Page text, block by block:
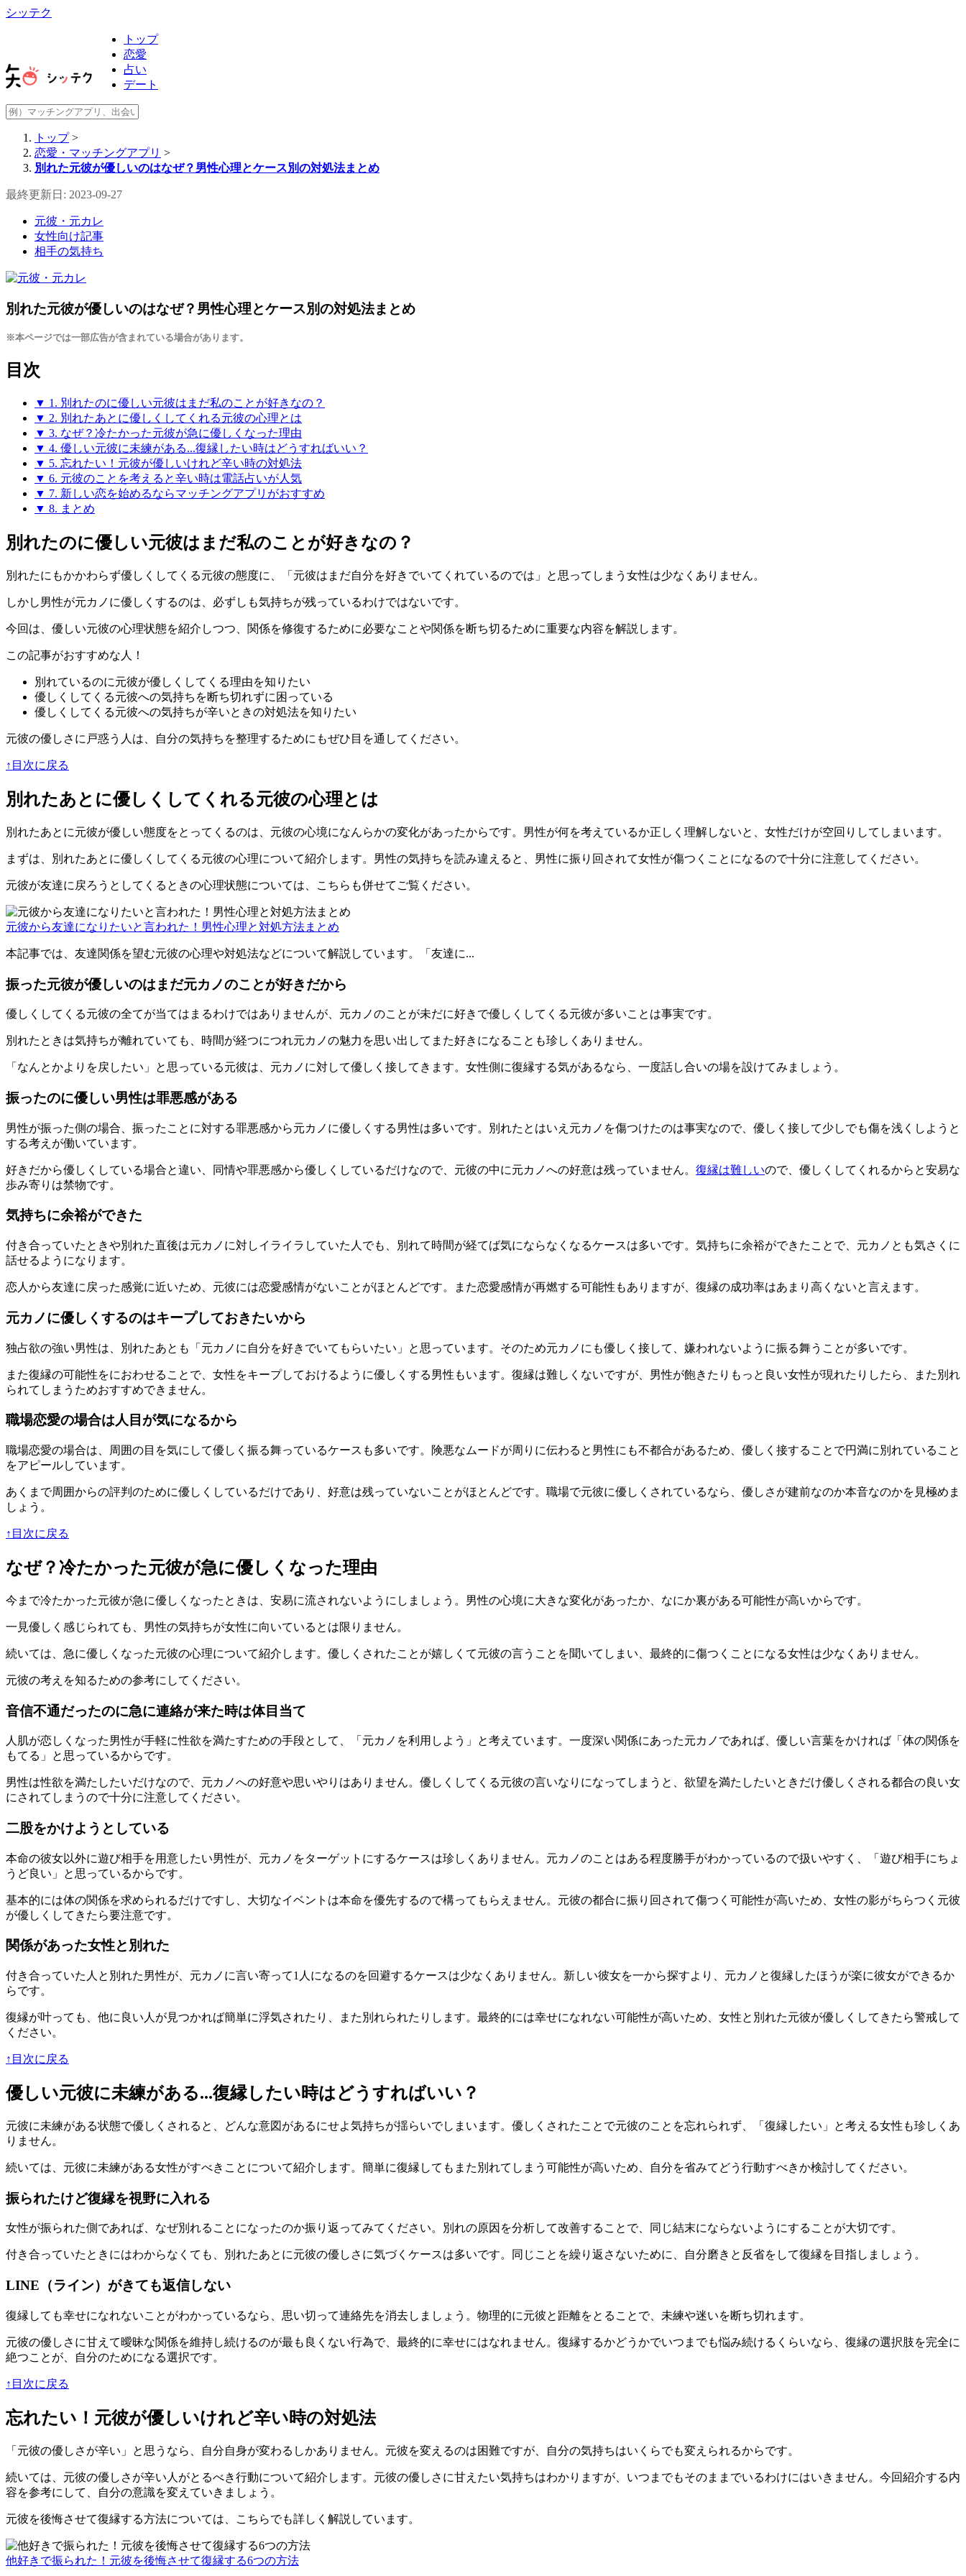
シッテク
トップ
恋愛
占い
デート
トップ>
恋愛・マッチングアプリ >
別れた元彼が優しいのはなぜ？男性心理とケース別の対処法まとめ
最終更新日: 2023-09-27
元彼・元カレ
女性向け記事
相手の気持ち
別れた元彼が優しいのはなぜ？男性心理とケース別の対処法まとめ
※本ページでは一部広告が含まれている場合があります。
目次
▼ 1. 別れたのに優しい元彼はまだ私のことが好きなの？
▼ 2. 別れたあとに優しくしてくれる元彼の心理とは
▼ 3. なぜ？冷たかった元彼が急に優しくなった理由
▼ 4. 優しい元彼に未練がある...復縁したい時はどうすればいい？
▼ 5. 忘れたい！元彼が優しいけれど辛い時の対処法
▼ 6. 元彼のことを考えると辛い時は電話占いが人気
▼ 7. 新しい恋を始めるならマッチングアプリがおすすめ
▼ 8. まとめ
別れたのに優しい元彼はまだ私のことが好きなの？
別れたにもかかわらず優しくしてくる元彼の態度に、「元彼はまだ自分を好きでいてくれているのでは」と思ってしまう女性は少なくありません。
しかし男性が元カノに優しくするのは、 必ずしも気持ちが残っているわけではないです。
今回は、優しい元彼の心理状態を紹介しつつ、関係を修復するために必要なことや関係を断ち切るために重要な内容を解説します。
この記事がおすすめな人！
別れているのに元彼が優しくしてくる理由を知りたい
優しくしてくる元彼への気持ちを断ち切れずに困っている
優しくしてくる元彼への気持ちが辛いときの対処法を知りたい
元彼の優しさに戸惑う人は、 自分の気持ちを整理するためにもぜひ目を通してください。
↑目次に戻る
別れたあとに優しくしてくれる元彼の心理とは
別れたあとに元彼が優しい態度をとってくるのは、 元彼の心境になんらかの変化があったからです。男性が何を考えているか正しく理解しないと、女性だけが空回りしてしまいます。
まずは、別れたあとに優しくしてくる元彼の心理について紹介します。男性の気持ちを読み違えると、 男性に振り回されて女性が傷つく ことになるので十分に注意してください。
元彼が友達に戻ろうとしてくるときの心理状態については、こちらも併せてご覧ください。
元彼から友達になりたいと言われた！男性心理と対処方法まとめ
本記事では、友達関係を望む元彼の心理や対処法などについて解説しています。「友達に...
振った元彼が優しいのはまだ元カノのことが好きだから
優しくしてくる元彼の全てが当てはまるわけではありませんが、元カノのことが未だに好きで優しくしてくる元彼が多いことは事実です。
別れたときは気持ちが離れていても、時間が経つにつれ元カノの魅力を思い出してまた好きになる ことも珍しくありません。
「なんとかよりを戻したい」と思っている元彼は、元カノに対して優しく接してきます。女性側に復縁する気があるなら、 一度話し合いの場を設けてみましょう。
振ったのに優しい男性は罪悪感がある
男性が振った側の場合、振ったことに対する罪悪感から元カノに優しくする男性は多いです。別れたとはいえ元カノを傷つけたのは事実なので、 優しく接して少しでも傷を浅くしようと
する考えが働いています。
好きだから優しくしている場合と違い、 同情や罪悪感から優しくしているだけなので、元彼の中に元カノへの好意は残っていません。 復縁は難しいので、優しくしてくれるからと安易な
歩み寄りは禁物です。
気持ちに余裕ができた
付き合っていたときや別れた直後は元カノに対しイライラしていた人でも、 別れて時間が経てば気にならなくなるケースは多いです。気持ちに余裕ができたことで、元カノとも気さくに
話せるようになります。
恋人から友達に戻った感覚に近いため、 元彼には恋愛感情がないことがほとんどです。また恋愛感情が再燃する可能性もありますが、復縁の成功率はあまり高くないと言えます。
元カノに優しくするのはキープしておきたいから
独占欲の強い男性は、別れたあとも「元カノに自分を好きでいてもらいたい」と思っています。そのため元カノにも優しく接して、嫌われないように振る舞う ことが多いです。
また復縁の可能性をにおわせることで、女性をキープしておけるように優しくする男性もいます。復縁は難しくないですが、 男性が飽きたりもっと良い女性が現れたりしたら、また別れ
られてしまう ためおすすめできません。
職場恋愛の場合は人目が気になるから
職場恋愛の場合は、周囲の目を気にして優しく振る舞っているケースも多いです。 険悪なムードが周りに伝わると男性にも不都合があるため、優しく接することで円満に別れていること
をアピールしています。
あくまで周囲からの評判のために優しくしているだけであり、好意は残っていないことがほとんどです。職場で元彼に優しくされているなら、 優しさが建前なのか本音なのかを見極めま
しょう。
↑目次に戻る
なぜ？冷たかった元彼が急に優しくなった理由
今まで冷たかった元彼が急に優しくなったときは、安易に流されないようにしましょう。男性の心境に大きな変化があったか、なにか裏がある可能性が高いからです。
一見優しく感じられても、 男性の気持ちが女性に向いているとは限りません。
続いては、急に優しくなった元彼の心理について紹介します。優しくされたことが嬉しくて元彼の言うことを聞いてしまい、 最終的に傷つくことになる女性は少なくありません。
元彼の考えを知るための参考にしてください。
音信不通だったのに急に連絡が来た時は体目当て
人肌が恋しくなった男性が手軽に性欲を満たすための手段として、「元カノを利用しよう」と考えています。一度深い関係にあった元カノであれば、優しい言葉をかければ「体の関係を
もてる」と思っているからです。
男性は性欲を満たしたいだけなので、元カノへの好意や思いやりはありません。優しくしてくる元彼の言いなりになってしまうと、欲望を満たしたいときだけ優しくされる都合の良い女
にされてしまう ので十分に注意してください。
二股をかけようとしている
本命の彼女以外に遊び相手を用意したい男性が、元カノをターゲットにするケースは珍しくありません。元カノのことはある程度勝手がわかっているので扱いやすく、
「遊び相手にちょ
うど良い」と思っているからです。
基本的には体の関係を求められるだけですし、大切なイベントは本命を優先するので構ってもらえません。 元彼の都合に振り回されて傷つく 可能性が高いため、女性の影がちらつく元彼
が優しくしてきたら要注意です。
関係があった女性と別れた
付き合っていた人と別れた男性が、元カノに言い寄って1人になるのを回避するケースは少なくありません。新しい彼女を一から探すより、 元カノと復縁したほうが楽に彼女ができるか
らです。
復縁が叶っても、他に良い人が見つかれば簡単に浮気されたり、また別れられたりします。 最終的には幸せになれない可能性が高いため、女性と別れた元彼が優しくしてきたら警戒して
ください。
↑目次に戻る
優しい元彼に未練がある...復縁したい時はどうすればいい？
元彼に未練がある状態で優しくされると、どんな意図があるにせよ気持ちが揺らいでしまいます。 優しくされたことで元彼のことを忘れられず、
「復縁したい」と考える女性も珍しくあ
りません。
続いては、元彼に未練がある女性がすべきことについて紹介します。 簡単に復縁してもまた別れてしまう可能性が高いため、自分を省みてどう行動すべきか検討してください。
振られたけど復縁を視野に入れる
女性が振られた側であれば、なぜ別れることになったのか振り返ってみてください。別れの原因を分析して改善することで、 同じ結末にならないようにすることが大切です。
付き合っていたときにはわからなくても、別れたあとに元彼の優しさに気づくケースは多いです。同じことを繰り返さないために、 自分磨きと反省をして復縁を目指しましょう。
LINE（ライン）がきても返信しない
復縁しても幸せになれないことがわかっているなら、思い切って連絡先を消去しましょう。 物理的に元彼と距離をとる ことで、未練や迷いを断ち切れます。
元彼の優しさに甘えて曖昧な関係を維持し続けるのが最も良くない行為で、最終的に幸せにはなれません。復縁するかどうかでいつまでも悩み続けるくらいなら、 復縁の選択肢を完全に
絶つことが、自分のためになる選択です。
↑目次に戻る
忘れたい！元彼が優しいけれど辛い時の対処法
「元彼の優しさが辛い」と思うなら、自分自身が変わるしかありません。元彼を変えるのは困難ですが、 自分の気持ちはいくらでも変えられるからです。
続いては、元彼の優しさが辛い人がとるべき行動について紹介します。元彼の優しさに甘えたい気持ちはわかりますが、いつまでもそのままでいるわけにはいきません。今回紹介する内
容を参考にして、
自分の意識を変えていきましょう。
元彼を後悔させて復縁する方法については、こちらでも詳しく解説しています。
他好きで振られた！元彼を後悔させて復縁する6つの方法